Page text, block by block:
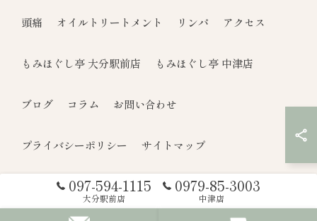
097-594-1115
大分駅前店
0979-85-3003
中津店
頭痛 オイルトリートメント リンパ アクセス
もみほぐし亭 大分駅前店 もみほぐし亭 中津店
ブログ コラム お問い合わせ
プライバシーポリシー サイトマップ
© 2026 大分県大分市のもみほぐしならもみほぐし亭 ALL RIGHTS
RESERVED.